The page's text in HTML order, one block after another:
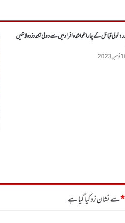
کوکی قبائل کے چار اغوا شدہ افراد میں سے دو کی تشدد زدہ لاشیں
2023
*سے نشان زد کیا گیا ہے